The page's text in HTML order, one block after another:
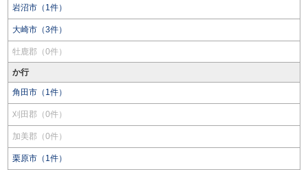
岩沼市（1件）
大崎市（3件）
牡鹿郡（0件）
か行
角田市（1件）
刈田郡（0件）
加美郡（0件）
栗原市（1件）